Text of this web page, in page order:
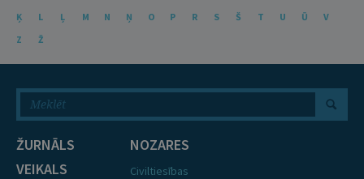
Ķ
L Ļ M N Ņ O P R S Š T U Ū
V
Z
Ž
ŽURNĀLS
VEIKALS
NOZARES
Civiltiesības